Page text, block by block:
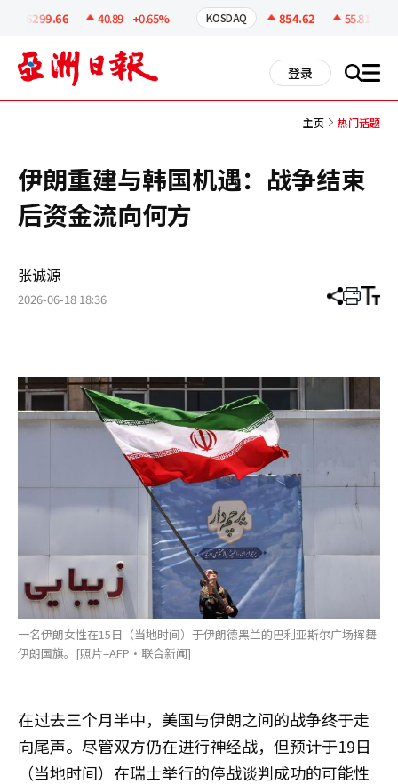
6299.66 40.89 +0.65% KOSDAQ 854.62 55.81
登录 搜 all
主页 热门话题
伊朗重建与韩国机遇：战争结束
后资金流向何方
张诚源
2026-06-18 18:36 分
章
打 调
小
一名伊朗女性在15日（当地时间）于伊朗德黑兰的巴利亚斯尔广场挥舞
伊朗国旗。[照片=AFP·联合新闻]
在过去三个月半中，美国与伊朗之间的战争终于走
向尾声。尽管双方仍在进行神经战，但预计于19日
（当地时间）在瑞士举行的停战谈判成功的可能性